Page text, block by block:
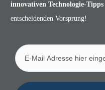
innovativen Technologie-Tipps
entscheidenden Vorsprung!